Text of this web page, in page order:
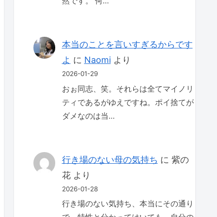
本当のことを言いすぎるからです
よ に Naomiより
2026-01-29
おぉ同志、笑。それらは全てマイノリ
ティであるがゆえですね。ポイ捨てが
ダメなのは当…
行き場のない母の気持ち に 紫の
花より
2026-01-28
行き場のない気持ち、本当にその通り